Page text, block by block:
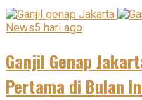
News5 hari ago
Ganjil Genap
Pertama di Bulan